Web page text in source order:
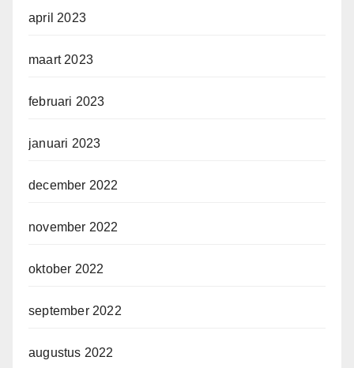
april 2023
maart 2023
februari 2023
januari 2023
december 2022
november 2022
oktober 2022
september 2022
augustus 2022